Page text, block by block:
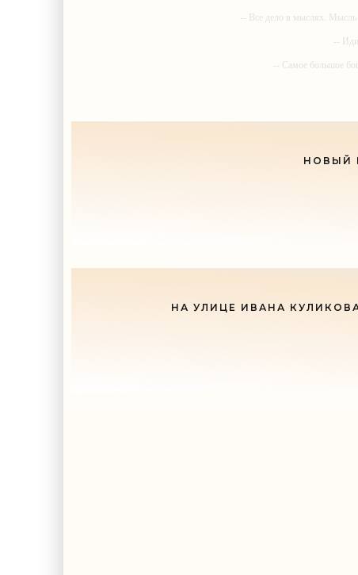
-- Все дело в мыслях. Мысль
--
-- Самое большое
НОВЫЙ
НА УЛИЦЕ ИВАНА